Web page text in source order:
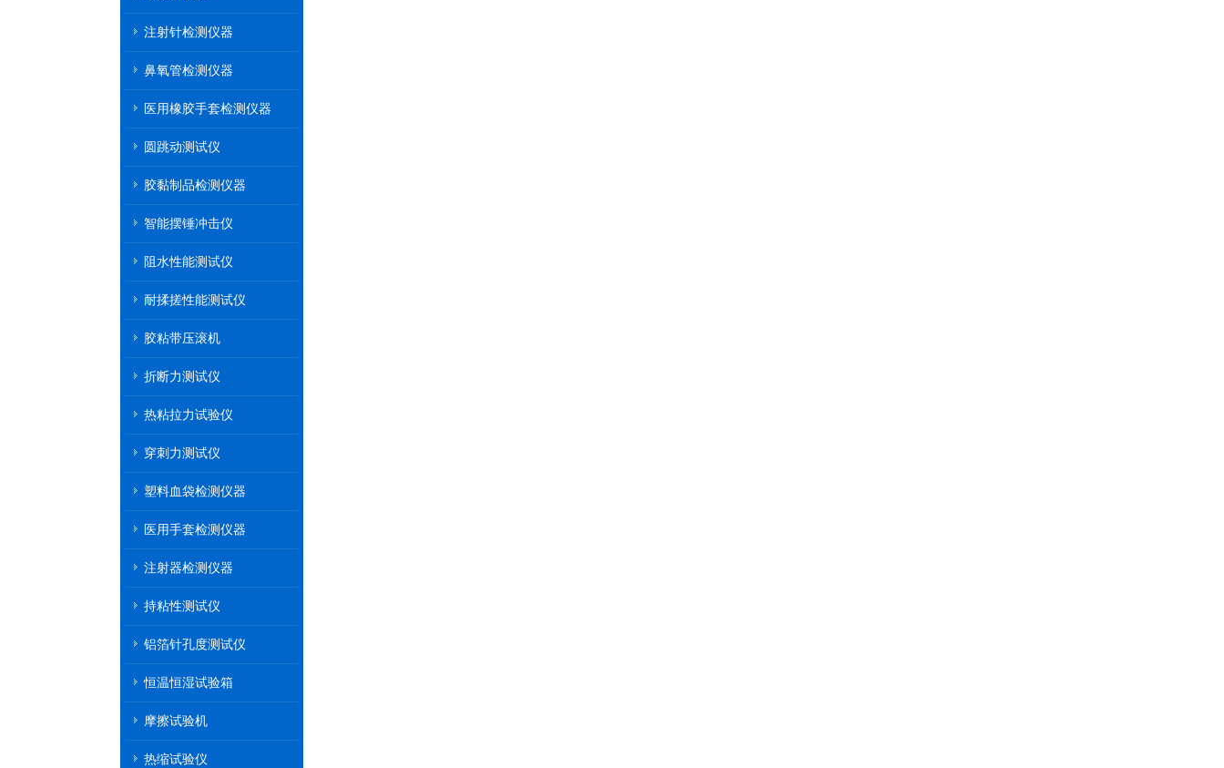
注射针检测仪器
鼻氧管检测仪器
医用橡胶手套检测仪器
圆跳动测试仪
胶黏制品检测仪器
智能摆锤冲击仪
阻水性能测试仪
耐揉搓性能测试仪
胶粘带压滚机
折断力测试仪
热粘拉力试验仪
穿刺力测试仪
塑料血袋检测仪器
医用手套检测仪器
注射器检测仪器
持粘性测试仪
铝箔针孔度测试仪
恒温恒湿试验箱
摩擦试验机
热缩试验仪